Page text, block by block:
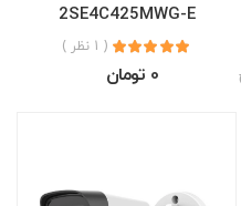
2SE4C425MWG-E
( 1 نظر )
0 تومان